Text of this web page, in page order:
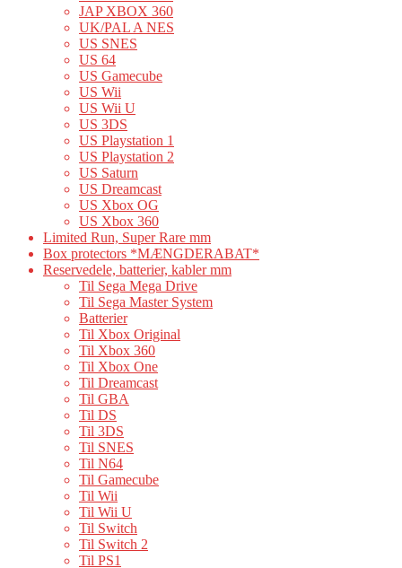
JAP XBOX 360
UK/PAL A NES
US SNES
US 64
US Gamecube
US Wii
US Wii U
US 3DS
US Playstation 1
US Playstation 2
US Saturn
US Dreamcast
US Xbox OG
US Xbox 360
Limited Run, Super Rare mm
Box protectors *MÆNGDERABAT*
Reservedele, batterier, kabler mm
Til Sega Mega Drive
Til Sega Master System
Batterier
Til Xbox Original
Til Xbox 360
Til Xbox One
Til Dreamcast
Til GBA
Til DS
Til 3DS
Til SNES
Til N64
Til Gamecube
Til Wii
Til Wii U
Til Switch
Til Switch 2
Til PS1